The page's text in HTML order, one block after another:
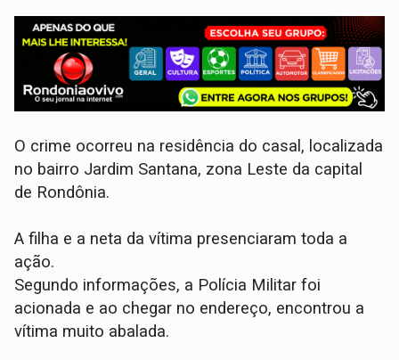
O crime ocorreu na residência do casal, localizada
no bairro Jardim Santana, zona Leste da capital
de Rondônia.
A filha e a neta da vítima presenciaram toda a
ação.
​Segundo informações, a Polícia Militar foi
acionada e ao chegar no endereço, encontrou a
vítima muito abalada.